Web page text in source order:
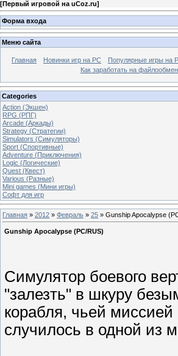
[Первый игровой на uCoz.ru]
Форма входа
Меню сайта
Главная Новинки игр на PC Популярные игры на
Как заработать на
Categories
Action (Экшен)
RPG (РПГ)
Arcade (Аркады)
Strategy (Стратегии)
Simulators (Симуляторы)
Sport (Спортивные)
Adventure (Приключения)
Logic (Логические)
Quest (Квест)
Various (Разные)
Mini games (Мини игры)
Софт для игр
Главная » 2012 » Февраль » 25 » Gunship Apocalypse
Gunship Apocalypse (PC/RUS)
Симулятор боевого
"залезть" в шкуру
корабля, чьей миссией
случилось в одной из